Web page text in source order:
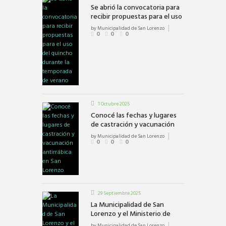
Se abrió la convocatoria para
recibir propuestas para el uso
del quincho durante la
temporada de verano
byMunicipalidad de San Lorenzo
0 0 0
1 Octubre 2025
Conocé las fechas y lugares
de castración y vacunación
antirrábica en San Lorenzo
byMunicipalidad de San Lorenzo
0 0 0
29 Septiembre 2025
La Municipalidad de San
Lorenzo y el Ministerio de
Seguridad firmaron un